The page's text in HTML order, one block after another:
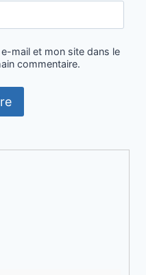
mail et mon site dans le
commentaire.